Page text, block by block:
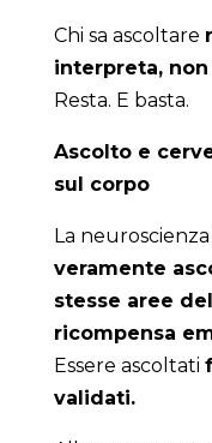
Chi sa ascoltare
interpreta,
Resta. E basta.
Ascolto e
sul corpo
La
veramente
stesse aree
ricompensa
Essere ascoltati
validati.